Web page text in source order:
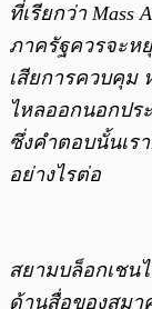
ที่เรียกว่า Mass
ภาครัฐควรจะห
เสียการควบคุม
ไหลออกนอกปร
ซึ่งคำตอบนั้นเร
อย่างไรต่อ
สยามบล็อกเชน
ด้านสื่อของสมา